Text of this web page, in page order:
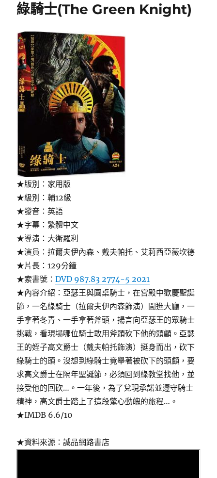
among
thieves
綠騎士(The Green Knight)
★版別：家用版
★級別：輔12級
★發音：英語
★字幕：繁體中文
★導演：大衛羅利
★演員：拉爾夫伊內森、戴夫帕托、艾莉西亞薇坎德
★片長：129分鐘
★索書號：DVD 987.83 2774-5 2021
★內容介紹：亞瑟王與圓桌騎士，在宮殿中歡慶聖誕
節，一名綠騎士（拉爾夫伊內森飾演）闖進大廳，一
手拿著冬青、一手拿著斧頭，揚言向亞瑟王的眾騎士
挑戰，看現場哪位騎士敢用斧頭砍下他的頭顱。亞瑟
王的姪子高文爵士（戴夫帕托飾演）挺身而出，砍下
綠騎士的頭。沒想到綠騎士竟舉著被砍下的頭顱，要
求高文爵士在隔年聖誕節，必須回到綠教堂找他，並
接受他的回砍…。一年後，為了兌現承諾並遵守騎士
精神，高文爵士踏上了這段驚心動魄的旅程…。
★IMDB 6.6/10
★資料來源：誠品網路書店